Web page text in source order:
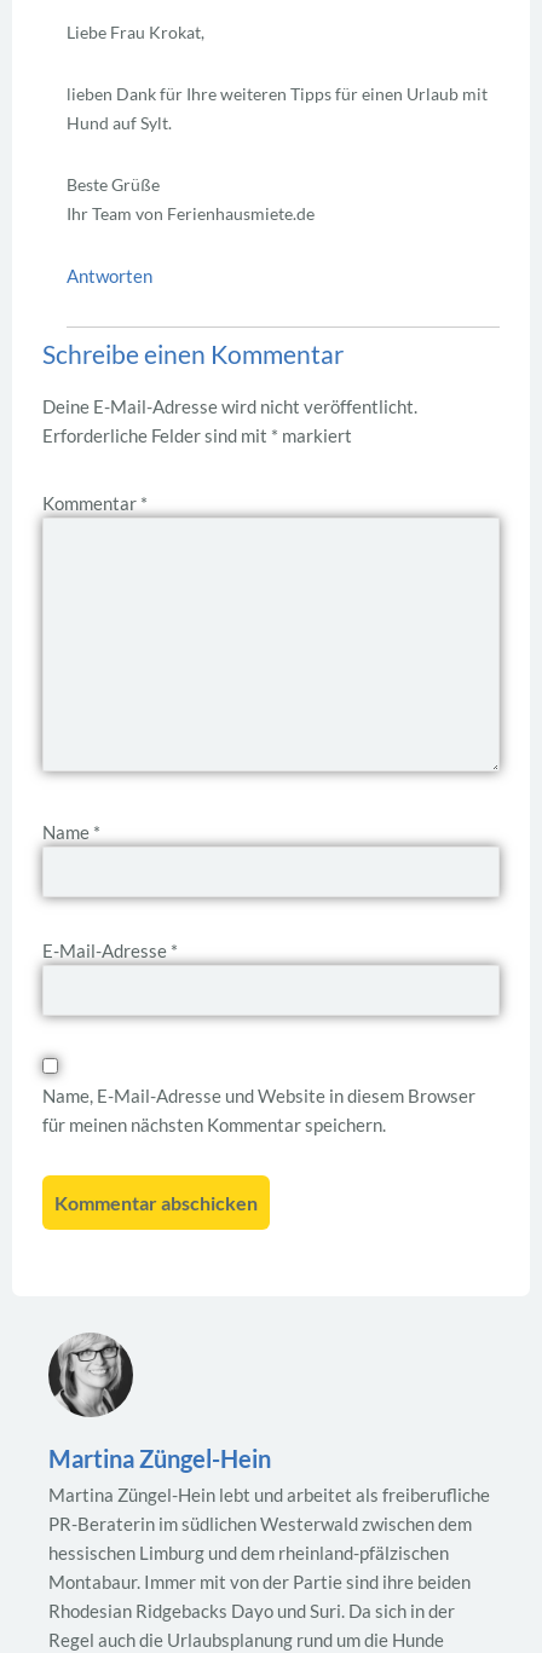
Liebe Frau Krokat,
lieben Dank für Ihre weiteren Tipps für einen Urlaub mit
Hund auf Sylt.
Beste Grüße
Ihr Team von Ferienhausmiete.de
Antworten
Schreibe einen Kommentar
Deine E-Mail-Adresse wird nicht veröffentlicht.
Erforderliche Felder sind mit * markiert
Kommentar *
Name *
E-Mail-Adresse *
Name, E-Mail-Adresse und Website in diesem Browser
für meinen nächsten Kommentar speichern.
Martina Züngel-Hein
Martina Züngel-Hein lebt und arbeitet als freiberufliche
PR-Beraterin im südlichen Westerwald zwischen dem
hessischen Limburg und dem rheinland-pfälzischen
Montabaur. Immer mit von der Partie sind ihre beiden
Rhodesian Ridgebacks Dayo und Suri. Da sich in der
Regel auch die Urlaubsplanung rund um die Hunde